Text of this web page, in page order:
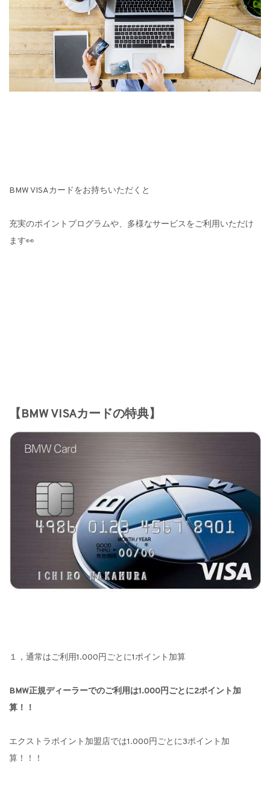
BMW VISAカードをお持ちいただくと
充実のポイントプログラムや、多様なサービスをご利用いただけ
ます👀
【BMW VISAカードの特典】
１，通常はご利用1.000円ごとに1ポイント加算
BMW正規ディーラーでのご利用は1.000円ごとに2ポイント加
算！！
エクストラポイント加盟店では1.000円ごとに3ポイント加
算！！！